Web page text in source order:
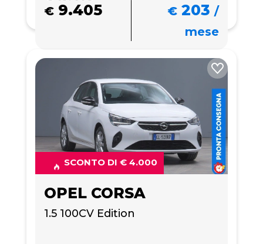
€ 9.405 € 203 /
mese
SCONTO DI € 4.000
OPEL CORSA
1.5 100CV Edition